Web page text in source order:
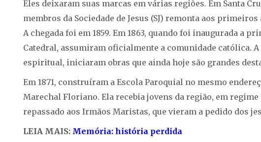
Eles deixaram suas marcas em várias regiões. Em Santa
membros da Sociedade de Jesus (SJ) remonta aos
A chegada foi em 1859. Em 1863, quando foi inaugurada a
Catedral, assumiram oficialmente a comunidade católica.
espiritual, iniciaram obras que ainda hoje são grandes
Em 1871, construíram a Escola Paroquial no mesmo
Marechal Floriano. Ela recebia jovens da região, em
repassado aos Irmãos Maristas, que vieram a pedido dos
LEIA MAIS: Memória: história perdida